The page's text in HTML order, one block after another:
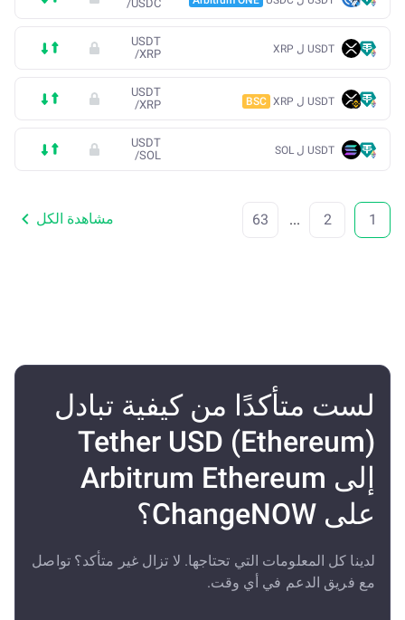
/USDC
USDT ل XRP
USDT
/XRP
USDT ل XRP BSC
USDT
/XRP
USDT ل SOL
USDT
/SOL
1
2
...
63 مشاهدة الكل
لست متأكدًا من كيفية تبادل
Tether USD (Ethereum)
إلى Arbitrum Ethereum
على ChangeNOW؟
لدينا كل المعلومات التي تحتاجها. لا تزال غير متأكد؟ تواصل
مع فريق الدعم في أي وقت.